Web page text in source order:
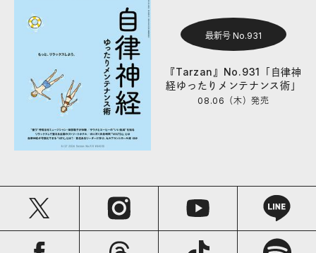
最新号 No.931
『Tarzan』No.931「自律神
経ゆったりメンテナンス術」
08.06（木）発売